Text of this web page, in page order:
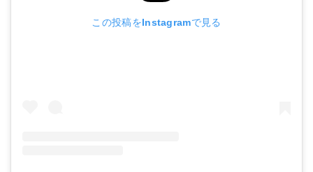
この投稿をInstagramで見る